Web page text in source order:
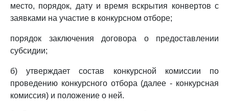
место, порядок, дату и время вскрытия конвертов с
заявками на участие в конкурсном отборе;
порядок заключения договора о предоставлении
субсидии;
б) утверждает состав конкурсной комиссии по
проведению конкурсного отбора (далее - конкурсная
комиссия) и положение о ней.